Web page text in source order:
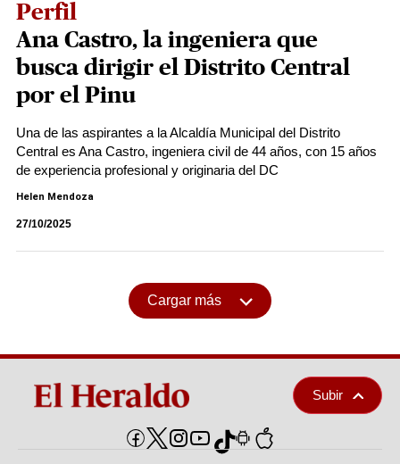
Perfil
Ana Castro, la ingeniera que
busca dirigir el Distrito Central
por el Pinu
Una de las aspirantes a la Alcaldía Municipal del Distrito
Central es Ana Castro, ingeniera civil de 44 años, con 15 años
de experiencia profesional y originaria del DC
Helen Mendoza
27/10/2025
Cargar más
Subir